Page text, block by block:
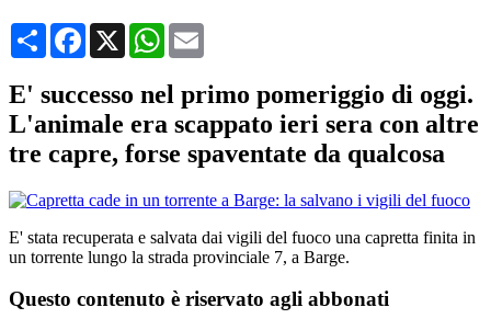
CondividiFacebook
X WhatsApp
E' successo nel primo pomeriggio di oggi.
L'animale era scappato ieri sera con altre
tre capre, forse spaventate da qualcosa
E' stata recuperata e salvata dai vigili del fuoco una capretta finita in
un torrente lungo la strada provinciale 7, a Barge.
Questo contenuto è riservato agli abbonati